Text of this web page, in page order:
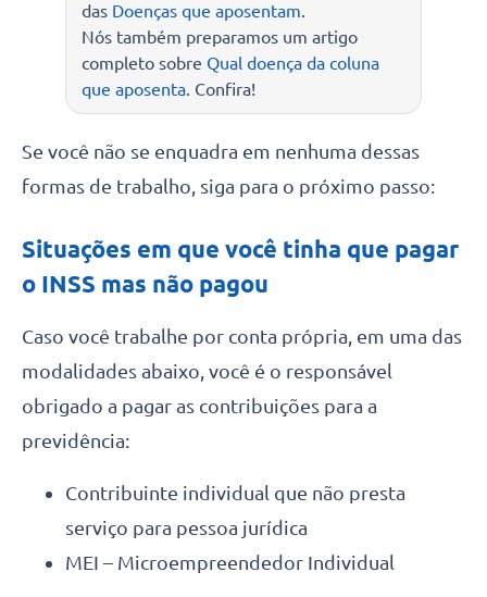
das Doenças que aposentam.
Nós também preparamos um artigo
completo sobre Qual doença da coluna
que aposenta. Confira!
Se você não se enquadra em nenhuma dessas
formas de trabalho, siga para o próximo passo:
Situações em que você tinha que pagar
o INSS mas não pagou
Caso você trabalhe por conta própria, em uma das
modalidades abaixo, você é o responsável
obrigado a pagar as contribuições para a
previdência:
Contribuinte individual que não presta
serviço para pessoa jurídica
MEI – Microempreendedor Individual